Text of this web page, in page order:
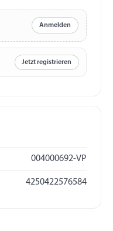
Anmelden
Jetzt registrieren
004000692-VP
4250422576584